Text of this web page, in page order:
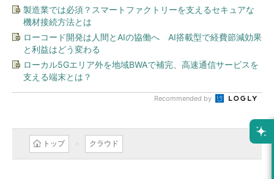
製造業では必須？スマートファクトリーを支えるセキュアな
機材接続方法とは
ローコード開発は人間とAIの協働へ AI搭載型で経費節減効果
と利益はどう変わる
ローカル5Gエリア外を地域BWAで補完、高速通信サービスを
支える端末とは？
Recommended by
トップ クラウド